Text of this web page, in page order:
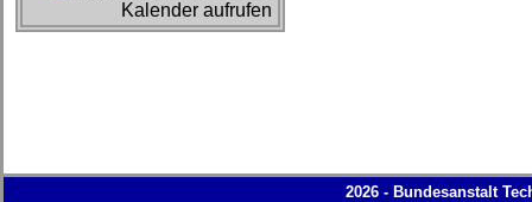
Kalender aufrufen
2026 - Bundesanstalt